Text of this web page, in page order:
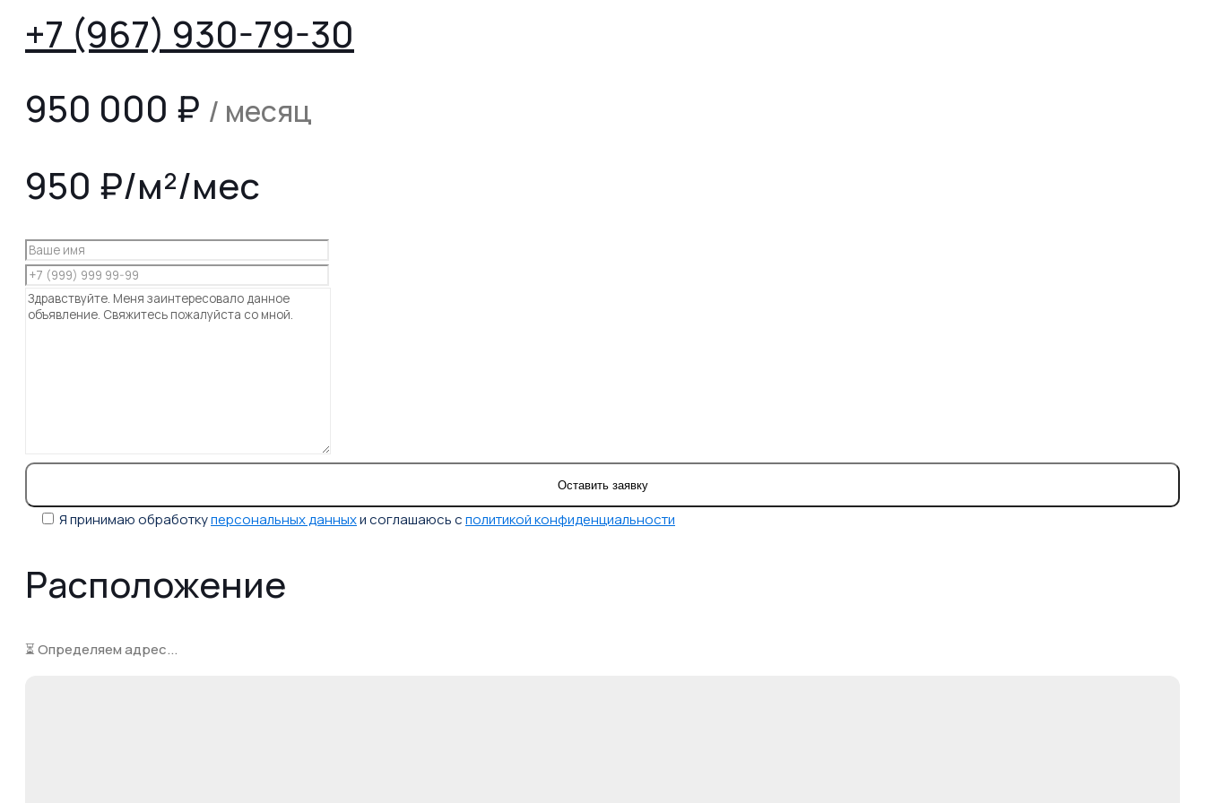
+7 (967) 930-79-30
950 000 ₽ / месяц
950 ₽/м²/мес
Я принимаю обработкуперсональных данныхи соглашаюсь сполитикой конфиденциальности
Расположение
⏳ Определяем адрес...